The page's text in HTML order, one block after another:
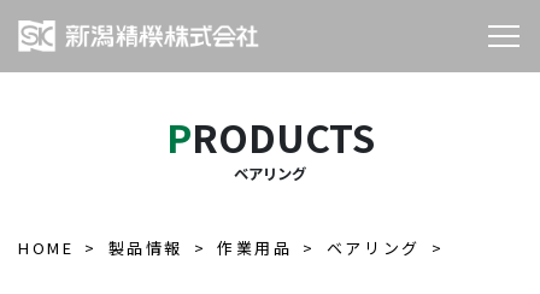
PRODUCTS
ベアリング
HOME 製品情報 作業用品 ベアリング